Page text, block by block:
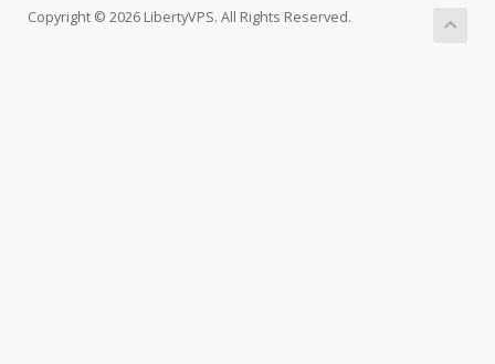
Copyright © 2026 LibertyVPS. All Rights Reserved.